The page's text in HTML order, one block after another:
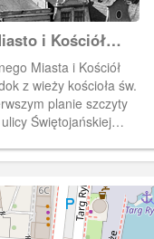
i Kościół
Miasta i Kościół
z wieży kościoła św.
planie szczyty
Artusa, a po prawej
(Bischofsberg). (Fot. W.
[IDX:1701,1295]